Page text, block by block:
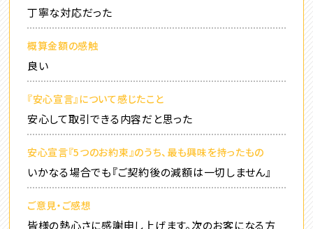
丁寧な対応だった
概算金額の感触
良い
『安心宣言』について感じたこと
安心して取引できる内容だと思った
安心宣言『5つのお約束』のうち、最も興味を持ったもの
いかなる場合でも『ご契約後の減額は一切しません』
ご意見・ご感想
皆様の熱心さに感謝申し上げます。次のお客になる方